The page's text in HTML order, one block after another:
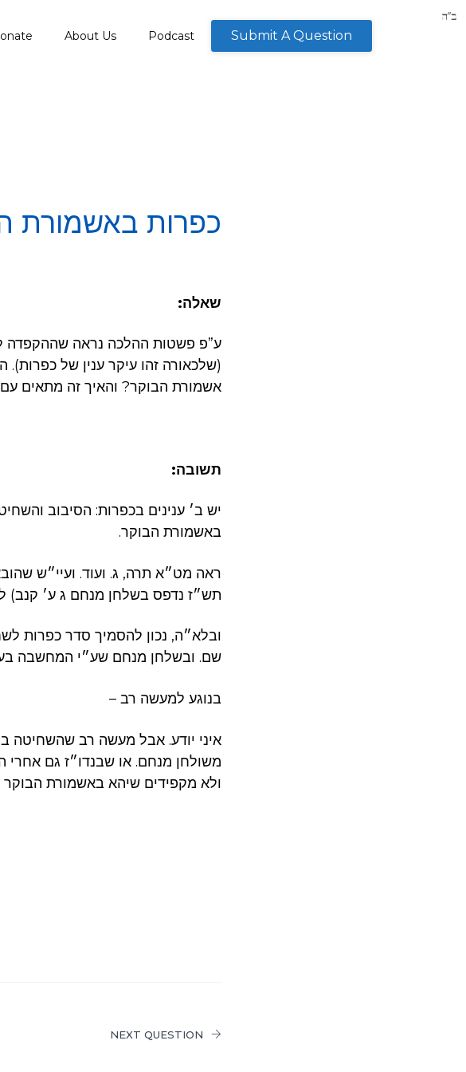
About Us Podcast Submit A Question
כפרות באשמורת
שאלה:
ע”פ פשטות ההלכה נראה שההקפדה
(שלכאורה זהו עיקר ענין של
אשמורת הבוקר? והאיך זה מתאים
תשובה:
יש ב׳ ענינים בכפרות: הסיבוב
באשמורת הבוקר.
ראה מט״א תרה, ג. ועוד. ועיי״ש
תש״ז נדפס בשלחן מנחם ג ע׳ קנב)
ובלא״ה, נכון להסמיך סדר כפרות
שם. ובשלחן מנחם שע״י המחשבה
בנוגע למעשה רב –
איני יודע. אבל מעשה רב שהשחיטה
משולחן מנחם. או שבנדו״ז גם אחרי
ולא מקפידים שיהא באשמורת
NEXT QUESTION